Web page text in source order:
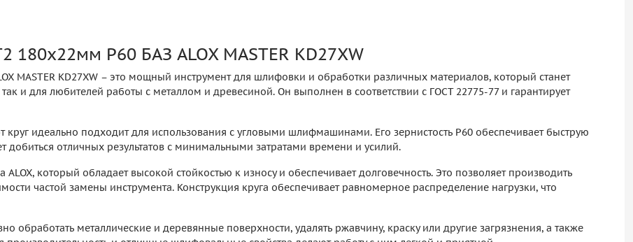
180х22мм P60 БАЗ ALOX MASTER KD27XW
MASTER KD27XW – это мощный инструмент для шлифовки и обработки различных материалов, который станет
и для любителей работы с металлом и древесиной. Он выполнен в соответствии с ГОСТ 22775-77 и гарантирует
идеально подходит для использования с угловыми шлифмашинами. Его зернистость P60 обеспечивает быструю
добиться отличных результатов с минимальными затратами времени и усилий.
который обладает высокой стойкостью к износу и обеспечивает долговечность. Это позволяет производить
частой замены инструмента. Конструкция круга обеспечивает равномерное распределение нагрузки, что
металлические и деревянные поверхности, удалять ржавчину, краску или другие загрязнения, а также